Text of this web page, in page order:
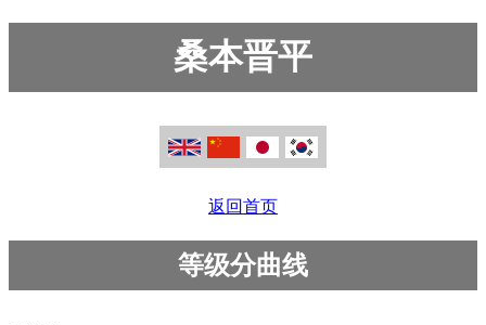
桑本晋平
返回首页
等级分曲线